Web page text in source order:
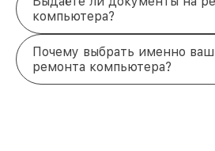
компьютера?
Почему выбрать именно
ремонта компьютера?